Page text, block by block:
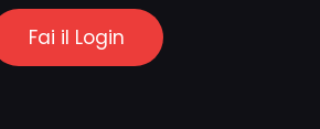
Fai il Login